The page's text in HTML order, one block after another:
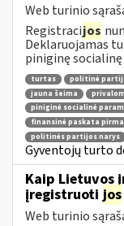
Web turinio
Registracijos
Deklaruojamas
piniginę
turtas politinė
jauna šeima
piniginė socialinė
finansinė paskata
politinės partijos narys
Gyventojų turto
Kaip Lietuvos
įregistruoti jos
Web turinio